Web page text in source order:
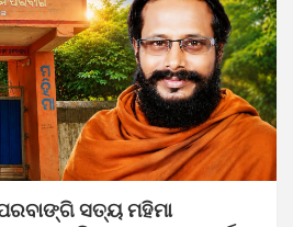
ସତ୍ୟ ମହିମା